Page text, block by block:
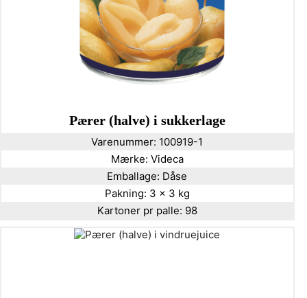
Pærer (halve) i sukkerlage
Varenummer: 100919-1
Mærke: Videca
Emballage: Dåse
Pakning: 3 x 3 kg
Kartoner pr palle: 98